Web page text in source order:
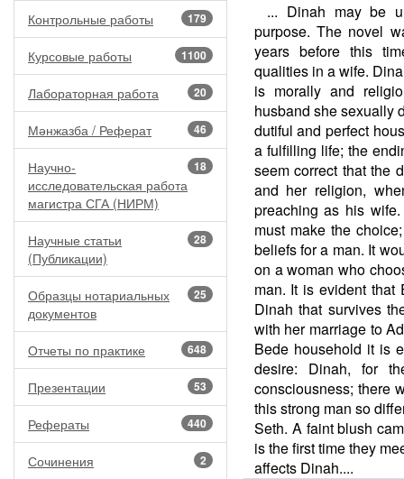
179
Контрольные работы
1100
Курсовые работы
20
Лабораторная работа
46
Мәнжазба / Реферат
18
Научно-
исследовательская работа
магистра СГА (НИРМ)
28
Научные статьи
(Публикации)
25
Образцы нотариальных
документов
648
Отчеты по практике
53
Презентации
440
Рефераты
2
Сочинения
... Dinah may be
purpose. The novel
years before this
qualities in a wife.
is morally and
husband she sexually
dutiful and perfect
a fulfilling life; the
seem correct that the
and her religion,
preaching as his
must make the
beliefs for a man. It
on a woman who
man. It is evident
Dinah that survives
with her marriage to
Bede household it is
desire: Dinah, for
consciousness; there
this strong man so
Seth. A faint blush
is the first time they
affects Dinah....